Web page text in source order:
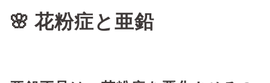
🌸 花粉症と亜鉛